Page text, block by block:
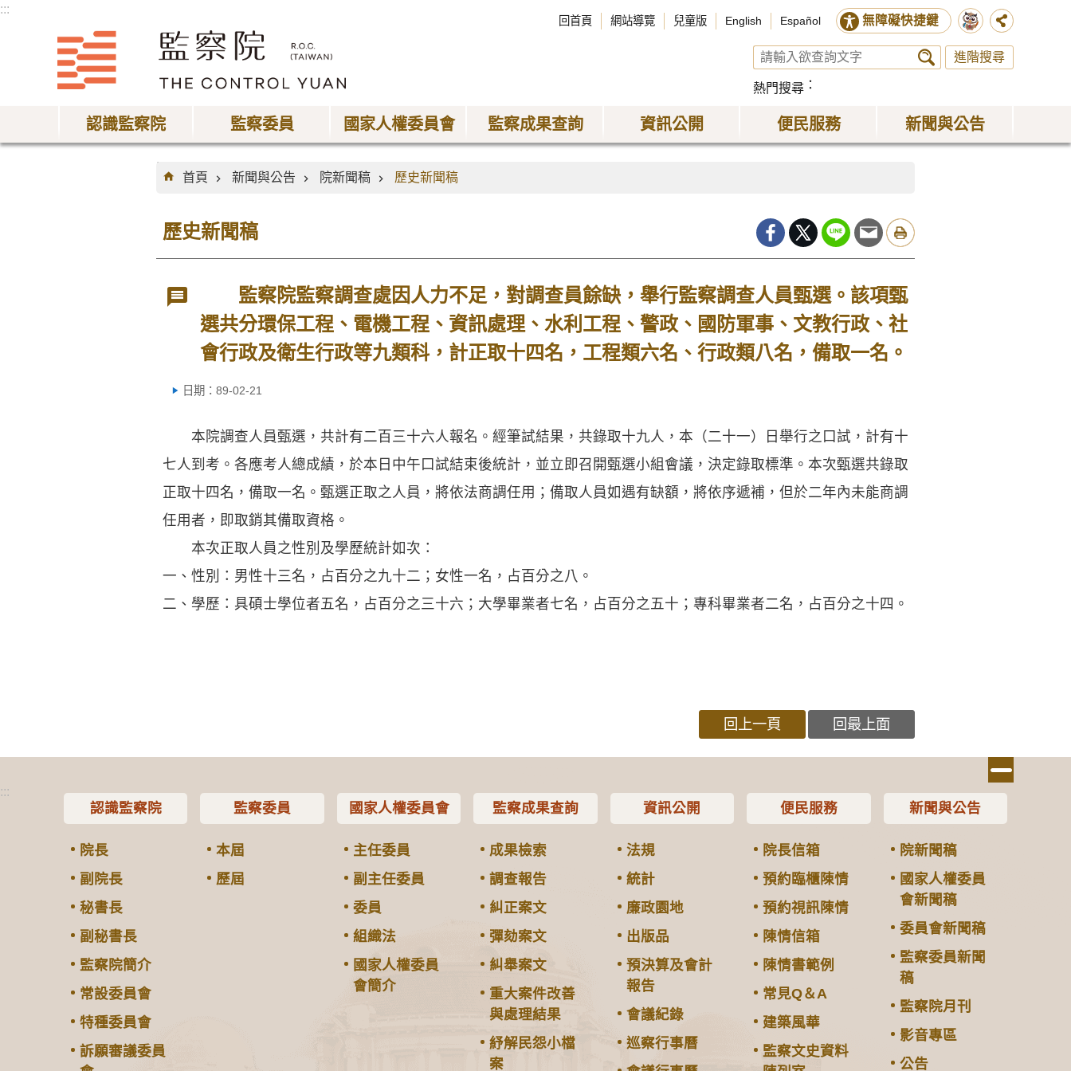
:::
回首頁 網站導覽 兒童版 English Español 無障礙快捷鍵
進階搜尋
熱門搜尋
認識監察院 監察委員 國家人權委員會 監察成果查詢 資訊公開 便民服務 新聞與公告
:::
首頁
新聞與公告 院新聞稿 歷史新聞稿
歷史新聞稿
監察院監察調查處因人力不足，對調查員餘缺，舉行監察調查人員甄選。該項甄
選共分環保工程、電機工程、資訊處理、水利工程、警政、國防軍事、文教行政、社
會行政及衛生行政等九類科，計正取十四名，工程類六名、行政類八名，備取一名。
日期：89-02-21
本院調查人員甄選，共計有二百三十六人報名。經筆試結果，共錄取十九人，本（二十一）日舉行之口試，計有十
七人到考。各應考人總成績，於本日中午口試結束後統計，並立即召開甄選小組會議，決定錄取標準。本次甄選共錄取
正取十四名，備取一名。甄選正取之人員，將依法商調任用；備取人員如遇有缺額，將依序遞補，但於二年內未能商調
任用者，即取銷其備取資格。
本次正取人員之性別及學歷統計如次：
一、性別：男性十三名，占百分之九十二；女性一名，占百分之八。
二、學歷：具碩士學位者五名，占百分之三十六；大學畢業者七名，占百分之五十；專科畢業者二名，占百分之十四。
回上一頁 回最上面
:::
認識監察院
院長
副院長
秘書長
副秘書長
監察院簡介
常設委員會
特種委員會
訴願審議委員
監察委員
本屆
歷屆
國家人權委員會
主任委員
副主任委員
委員
組織法
國家人權委員
會簡介
監察成果查詢
成果檢索
調查報告
糾正案文
彈劾案文
糾舉案文
重大案件改善
與處理結果
紓解民怨小檔
案
資訊公開
法規
統計
廉政園地
出版品
預決算及會計
報告
會議紀錄
巡察行事曆
便民服務
院長信箱
預約臨櫃陳情
預約視訊陳情
陳情信箱
陳情書範例
常見Q＆A
建築風華
監察文史資料
新聞與公告
院新聞稿
國家人權委員
會新聞稿
委員會新聞稿
監察委員新聞
稿
監察院月刊
影音專區
公告